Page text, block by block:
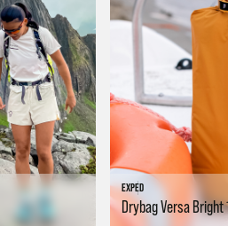
EXPED
Drybag Versa Bright